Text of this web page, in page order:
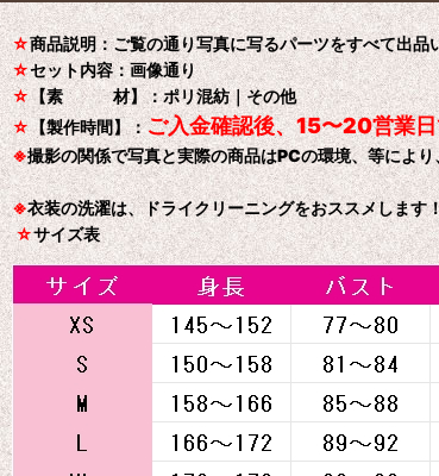
☆商品説明：ご覧の通り写真に写るパーツをすべて出品
☆セット内容：画像通り
☆【素 材】：ポリ混紡｜その他
☆【製作時間】：ご入金確認後、15〜20営業
※撮影の関係で写真と実際の商品はPCの環境、等によ
※衣装の洗濯は、ドライクリーニングをおススメします
☆サイズ表